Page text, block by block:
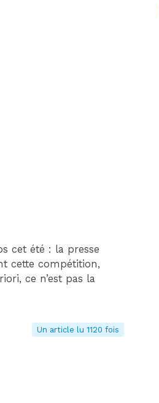
cet été : la presse
cette compétition,
ce n’est pas la
Un article lu 1120 fois